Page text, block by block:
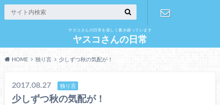
ヤスコさんの日常を楽しく書き綴っています
ヤスコさんの日常
HOME 独り言 少しずつ秋の気配が！
2017.08.27 独り言
少しずつ秋の気配が！